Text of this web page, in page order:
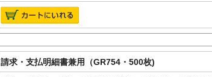
請求・支払明細書兼用（GR754・500枚)